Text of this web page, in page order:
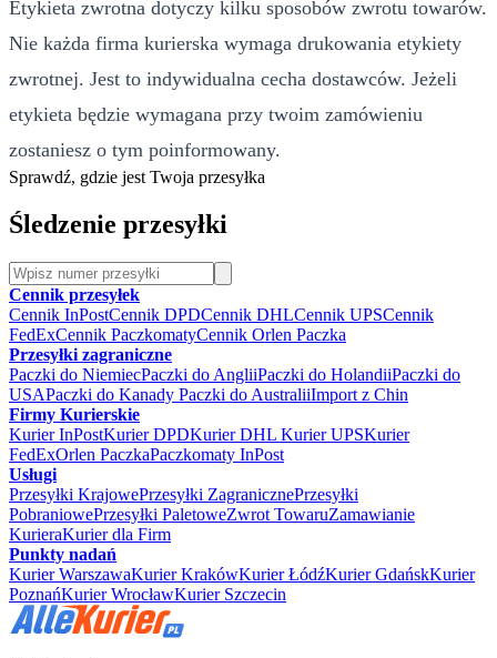
Etykieta zwrotna dotyczy kilku sposobów zwrotu towarów.
Nie każda firma kurierska wymaga drukowania etykiety
zwrotnej. Jest to indywidualna cecha dostawców. Jeżeli
etykieta będzie wymagana przy twoim zamówieniu
zostaniesz o tym poinformowany.
Sprawdź, gdzie jest Twoja przesyłka
Śledzenie przesyłki
Cennik przesyłek
Cennik InPostCennik DPDCennik DHLCennik UPSCennik
FedExCennik PaczkomatyCennik Orlen Paczka
Przesyłki zagraniczne
Paczki do NiemiecPaczki do AngliiPaczki do HolandiiPaczki do
USAPaczki do Kanady Paczki do AustraliiImport z Chin
Firmy Kurierskie
Kurier InPostKurier DPDKurier DHL Kurier UPSKurier
FedExOrlen PaczkaPaczkomaty InPost
Usługi
Przesyłki KrajowePrzesyłki ZagranicznePrzesyłki
PobraniowePrzesyłki PaletoweZwrot TowaruZamawianie
KurieraKurier dla Firm
Punkty nadań
Kurier WarszawaKurier KrakówKurier ŁódźKurier GdańskKurier
PoznańKurier WrocławKurier Szczecin